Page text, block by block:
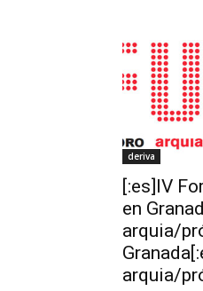
deriva
[:es]IV
en
arquia/
arquia/